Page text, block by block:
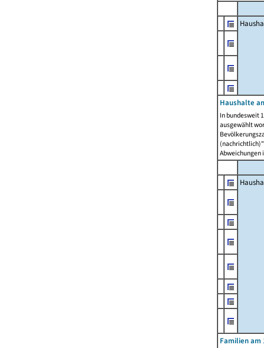
Haushalte
In bundesweit
ausgewählt
Abweichungen
Familien am